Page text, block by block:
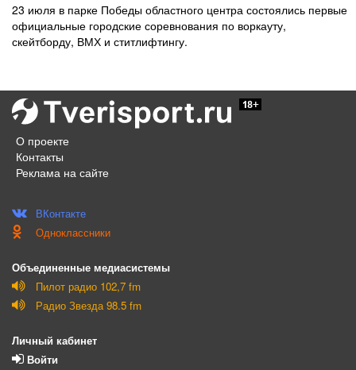
23 июля в парке Победы областного центра состоялись первые
официальные городские соревнования по воркауту,
скейтборду, ВМХ и ститлифтингу.
О проекте
Контакты
Реклама на сайте
ВКонтакте
Одноклассники
Объединенные медиасистемы
Пилот радио 102,7 fm
Радио Звезда 98.5 fm
Личный кабинет
Войти